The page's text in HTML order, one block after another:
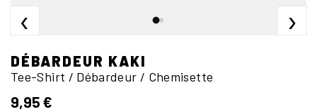
‹ ›
DÉBARDEUR KAKI
Tee-Shirt / Débardeur / Chemisette
9,95 €